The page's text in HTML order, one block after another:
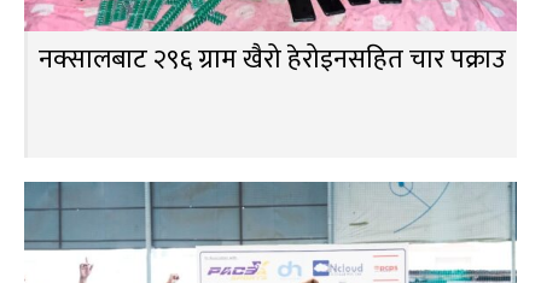
नक्सालबाट २९६ ग्राम खैरो हेरोइनसहित चार पक्राउ